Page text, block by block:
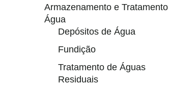
Armazenamento e Tratamento
Água
Depósitos de Água
Fundição
Tratamento de Águas
Residuais